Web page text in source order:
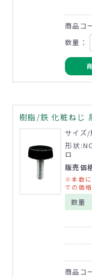
商品コ
数量：
樹脂/鉄 化粧ねじ
サイズ
形状
ロ
販売価
※本数に
での価格
数量
商品コ